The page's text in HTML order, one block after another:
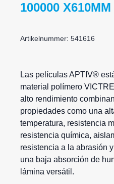
100000
Artikelnummer: 541616
Las películas APTIV®
material polímero
alto rendimiento
propiedades como una
temperatura, resistencia
resistencia química,
resistencia a la abrasión
una baja absorción de
lámina versátil.